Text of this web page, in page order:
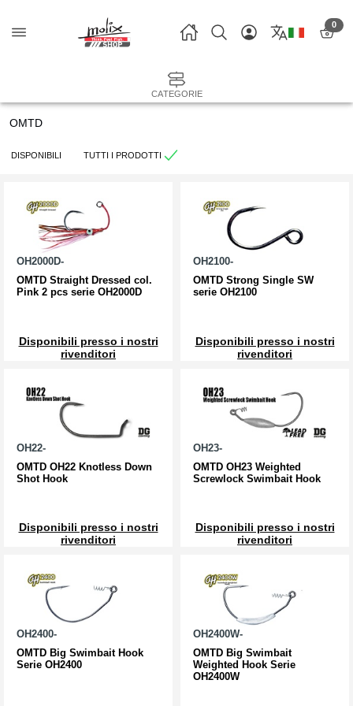
0
CATEGORIE
OMTD
DISPONIBILI TUTTI I PRODOTTI
OH2000D-
OMTD Straight Dressed col.
Pink 2 pcs serie OH2000D
Disponibili presso i nostri
rivenditori
OH2100-
OMTD Strong Single SW
serie OH2100
Disponibili presso i nostri
rivenditori
OH22-
OMTD OH22 Knotless Down
Shot Hook
Disponibili presso i nostri
rivenditori
OH23-
OMTD OH23 Weighted
Screwlock Swimbait Hook
Disponibili presso i nostri
rivenditori
OH2400-
OMTD Big Swimbait Hook
Serie OH2400
OH2400W-
OMTD Big Swimbait
Weighted Hook Serie
OH2400W